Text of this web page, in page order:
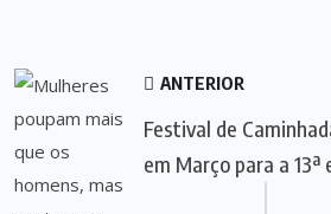
ANTERIOR
Festival de
em Março para a 13ª